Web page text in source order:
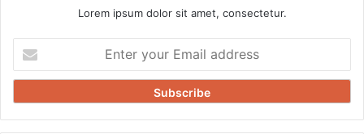
Lorem ipsum dolor sit amet, consectetur.
your
Email